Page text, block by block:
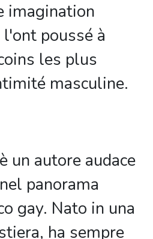
imagination
poussé à
les plus
masculine.
un autore audace
panorama
gay. Nato in una
ha sempre